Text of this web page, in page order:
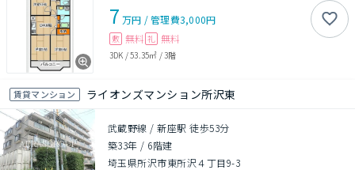
7 万円 /管理費3,000円
敷 無料 礼 無料
3DK /53.35㎡ /3階
賃貸マンション ライオンズマンション所沢東
武蔵野線 / 新座駅 徒歩53分
築33年 / 6階建
埼玉県所沢市東所沢４丁目9-3